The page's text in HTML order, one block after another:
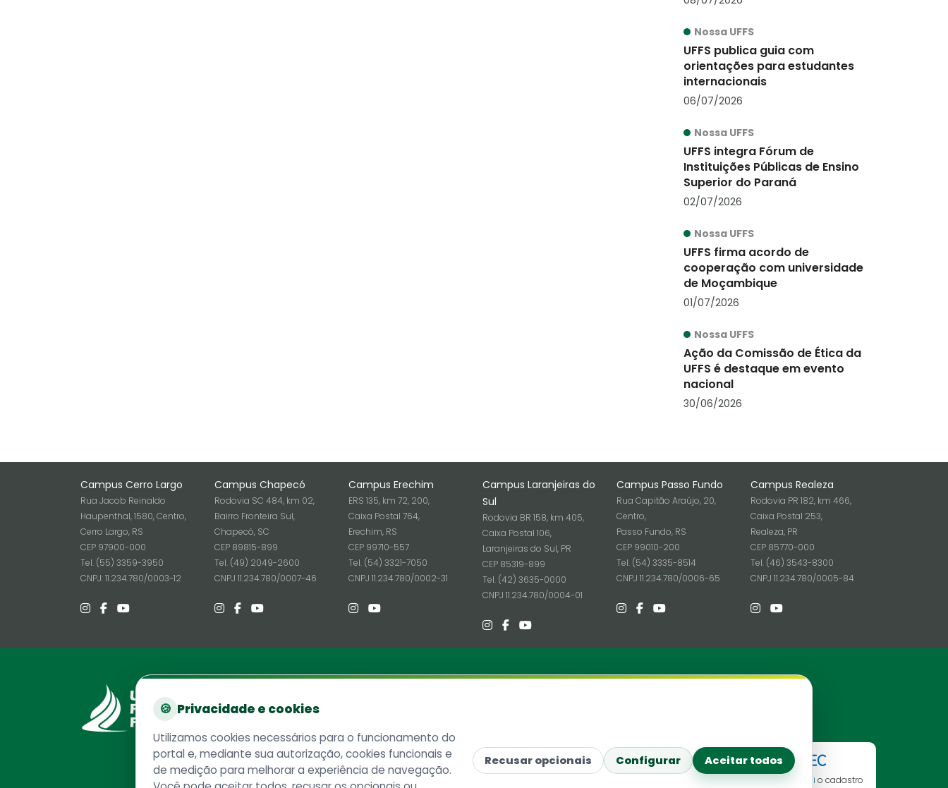
Nossa UFFS
UFFS publica guia com
orientações para estudantes
internacionais
06/07/2026
Nossa UFFS
UFFS integra Fórum de
Instituições Públicas de Ensino
Superior do Paraná
02/07/2026
Nossa UFFS
UFFS firma acordo de
cooperação com universidade
de Moçambique
01/07/2026
Nossa UFFS
Ação da Comissão de Ética da
UFFS é destaque em evento
nacional
30/06/2026
Campus Cerro Largo
Rua Jacob Reinaldo
Haupenthal, 1580, Centro,
Cerro Largo, RS
CEP 97900-000
Tel. (55) 3359-3950
CNPJ: 11.234.780/0003-12
Campus Chapecó
Rodovia SC 484, km 02,
Bairro Fronteira Sul,
Chapecó, SC
CEP 89815-899
Tel. (49) 2049-2600
CNPJ 11.234.780/0007-46
Campus Erechim
ERS 135, km 72, 200,
Caixa Postal 764,
Erechim, RS
CEP 99710-557
Tel. (54) 3321-7050
CNPJ 11.234.780/0002-31
Campus Laranjeiras do
Sul
Rodovia BR 158, km 405,
Caixa Postal 106,
Laranjeiras do Sul, PR
CEP 85319-899
Tel. (42) 3635-0000
CNPJ 11.234.780/0004-01
Campus Passo Fundo
Rua Capitão Araújo, 20,
Centro,
Passo Fundo, RS
CEP 99010-200
Tel. (54) 3335-8514
CNPJ 11.234.780/0006-65
Campus Realeza
Rodovia PR 182, km 466,
Caixa Postal 253,
Realeza, PR
CEP 85770-000
Tel. (46) 3543-8300
CNPJ 11.234.780/0005-84
Rodovia SC 484 - Km 02, Fronteira Sul
CEP 89815-899
Caixa Postal 181
Telefone: (49) 2049-3100
Imprensa
Lista telefônica UFFS
Dados abertos
Consulte aqui o cadastro
🍪 Privacidade e cookies
Utilizamos cookies necessários para o funcionamento do
portal e, mediante sua autorização, cookies funcionais e
de medição para melhorar a experiência de navegação.
Recusar opcionais Configurar Aceitar todos